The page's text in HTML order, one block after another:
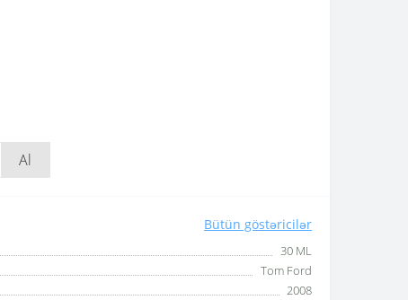
Al
Bütün göstəricilər
30 ML
Tom Ford
2008